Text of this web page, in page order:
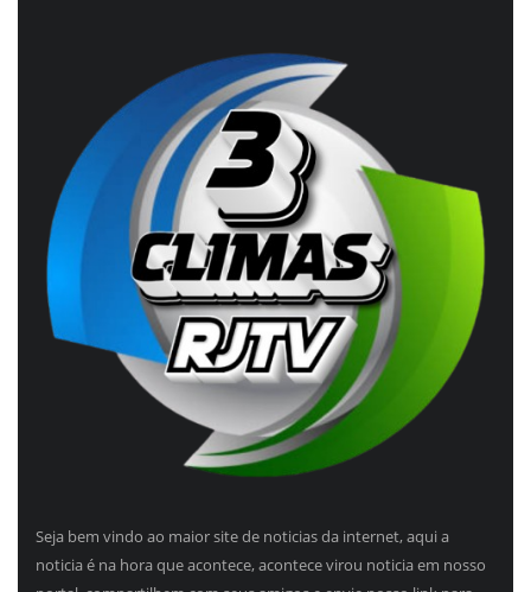
Seja bem vindo ao maior site de noticias da internet, aqui a
noticia é na hora que acontece, acontece virou noticia em nosso